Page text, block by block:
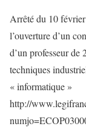
Arrêté du 10
l’ouverture d’un
d’un professeur de
techniques
« informatique »
http://